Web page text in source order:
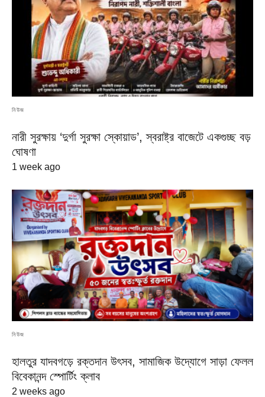
নিউজ
নারী সুরক্ষায় ‘দুর্গা সুরক্ষা স্কোয়াড’, স্বরাষ্ট্র বাজেটে একগুচ্ছ বড়
ঘোষণা
1 week ago
নিউজ
হালতুর যাদবগড়ে রক্তদান উৎসব, সামাজিক উদ্যোগে সাড়া ফেলল
বিবেকানন্দ স্পোর্টিং ক্লাব
2 weeks ago